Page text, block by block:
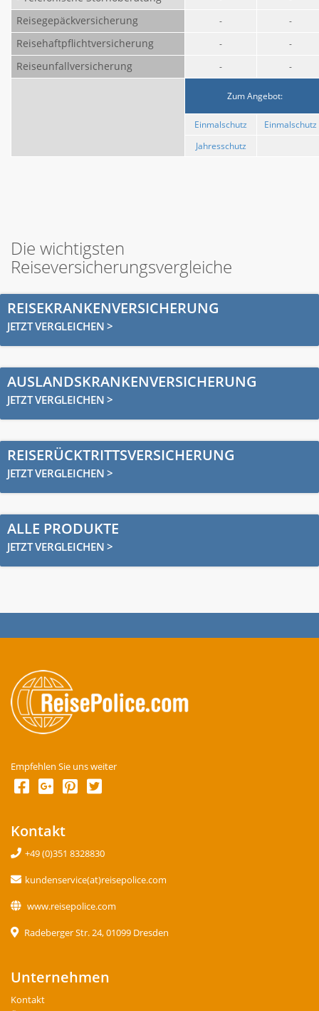
Reisegepäckversicherung - -
Reisehaftpflichtversicherung - -
Reiseunfallversicherung - -
Zum Angebot:
Einmalschutz
Einmalschutz
Jahresschutz
Die wichtigsten
Reiseversicherungsvergleiche
REISEKRANKENVERSICHERUNG
JETZT VERGLEICHEN >
AUSLANDSKRANKENVERSICHERUNG
JETZT VERGLEICHEN >
REISERÜCKTRITTSVERSICHERUNG
JETZT VERGLEICHEN >
ALLE PRODUKTE
JETZT VERGLEICHEN >
Empfehlen Sie uns weiter
Kontakt
+49 (0)351 8328830
kundenservice(at)reisepolice.com
www.reisepolice.com
Radeberger Str. 24, 01099 Dresden
Unternehmen
Kontakt